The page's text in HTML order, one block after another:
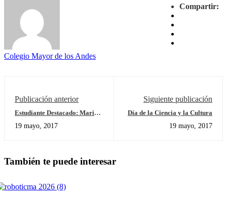
Compartir:
Colegio Mayor de los Andes
Publicación anterior
Estudiante Destacado: Maria
19 mayo, 2017
Siguiente publicación
Día de la Ciencia y la Cultura
19 mayo, 2017
También te puede interesar